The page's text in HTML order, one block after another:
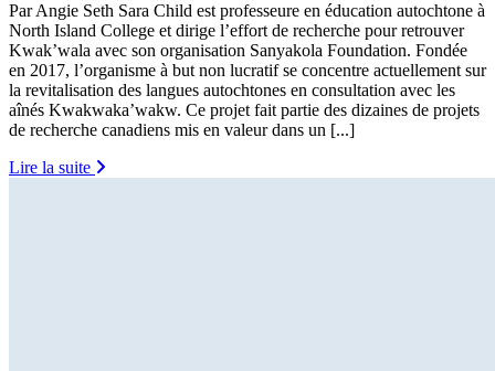
Par Angie Seth Sara Child est professeure en éducation autochtone à
North Island College et dirige l’effort de recherche pour retrouver
Kwak’wala avec son organisation Sanyakola Foundation. Fondée
en 2017, l’organisme à but non lucratif se concentre actuellement sur
la revitalisation des langues autochtones en consultation avec les
aînés Kwakwaka’wakw. Ce projet fait partie des dizaines de projets
de recherche canadiens mis en valeur dans un [...]
Lire la suite